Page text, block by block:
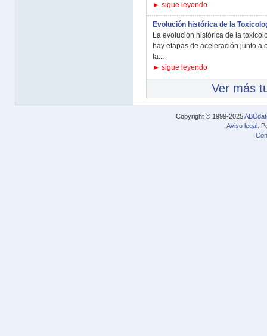
► sigue leyendo
Evolución histórica de la
La evolución histórica de la
hay etapas de aceleración junto a
la...
► sigue leyendo
Ver más
Copyright © 1999-2025
Aviso legal .